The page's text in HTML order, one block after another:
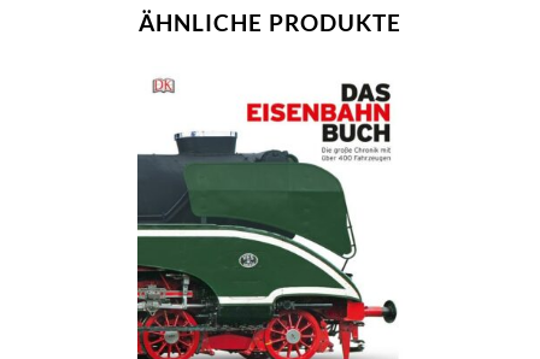
ÄHNLICHE PRODUKTE